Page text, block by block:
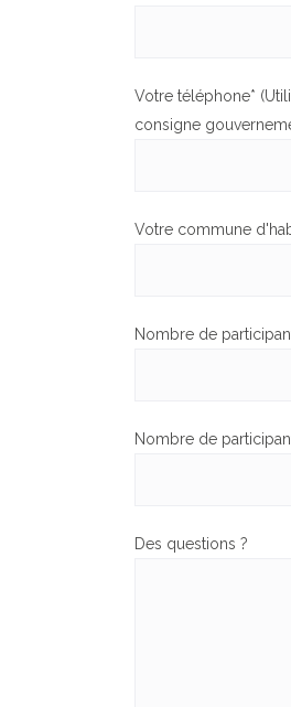
Votre téléphone*
consigne
Votre commune
Nombre de
Nombre de
Des questions ?